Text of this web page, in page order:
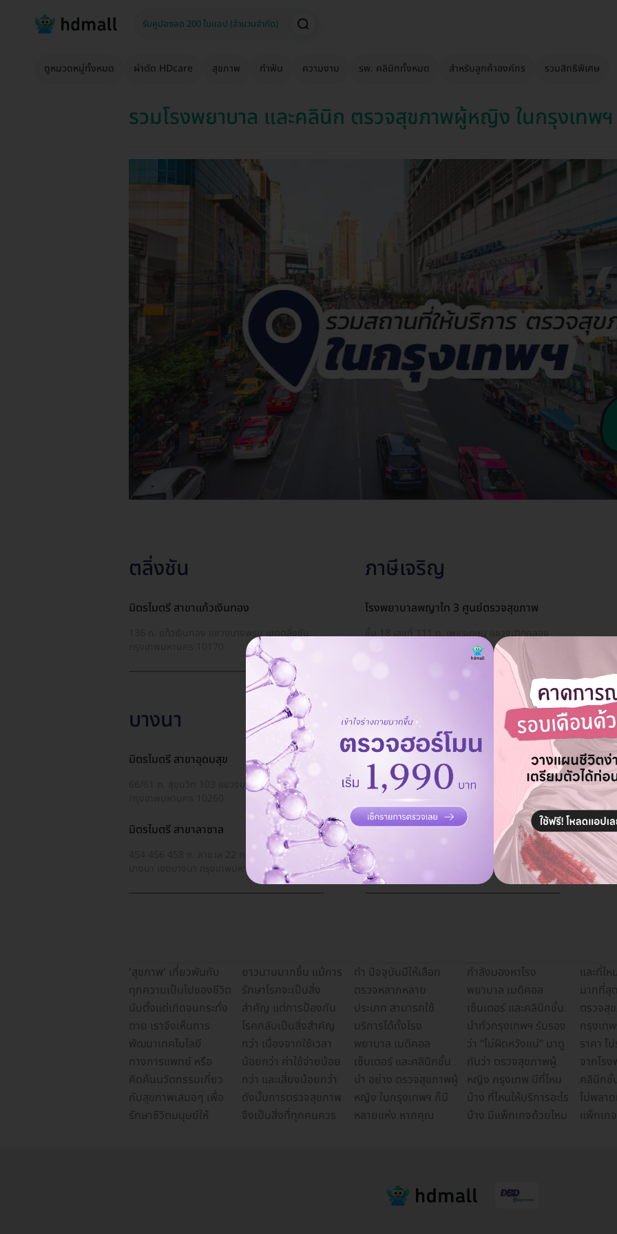
ดูหมวดหมู่ทั้งหมด ผ่าตัด HDcare สุขภาพ ทำฟัน ความงาม รพ. คลินิกทั้งหมด สำหรับลูกค้าองค์กร รวมสิทธิพิเศษ
รวมโรงพยาบาล และคลินิก ตรวจสุขภาพผู้หญิง ในกรุงเทพฯ
ตลิ่งชัน
มิตรไมตรี สาขาแก้วเงินทอง
136 ถ. แก้วเงินทอง แขวงบางพรม เขตตลิ่งชัน
บางนา
มิตรไมตรี สาขาอุดมสุข
66/61 ถ. สุขุมวิท 103 แขวงบางนา เขตบางนา
มิตรไมตรี สาขาลาซาล
454 456 458 ซ. ลาซาล 22 ถ. ลาซาล แขวง
บางนา เขตบางนา กรุงเทพมหานคร 10260
ภาษีเจริญ
โรงพยาบาลพญาไท 3 ศูนย์ตรวจสุขภาพ
ชั้น 18 เลขที่ 111 ถ. เพชรเกษม แขวงปากคลอง
ภาษีเจริญ เขตภาษีเจริญ กรุงเทพมหานคร 10160
ห้วยขวาง
2301/2 ถ. เพชรบุรีตัดใหม่ แขวงบางกะปิ เขต
ห้วยขวาง กรุงเทพมหานคร 10310
โรงพยาบาลเพชรเวช ศูนย์ตรวจสุขภาพ
2469/13 ถ. เพชรบุรีตัดใหม่ แขวงบางกะปิ เขต
ห้วยขวาง กรุงเทพมหานคร 10310
'สุขภาพ' เกี่ยวพันกับ
ทุกความเป็นไปของชีวิต
นับตั้งแต่เกิดจนกระทั่ง
ตาย เราจึงเห็นการ
พัฒนาเทคโนโลยี
ทางการแพทย์ หรือ
คิดค้นนวัตกรรมเกี่ยว
กับสุขภาพเสมอๆ เพื่อ
รักษาชีวิตมนุษย์ให้
ยาวนานมากขึ้น แม้การ
รักษาโรคจะเป็นสิ่ง
สำคัญ แต่การป้องกัน
โรคกลับเป็นสิ่งสำคัญ
กว่า เนื่องจากใช้เวลา
น้อยกว่า ค่าใช้จ่ายน้อย
กว่า และเสี่ยงน้อยกว่า
ดังนั้นการตรวจสุขภาพ
จึงเป็นสิ่งที่ทุกคนควร
ทำ ปัจจุบันมีให้เลือก
ตรวจหลากหลาย
ประเภท สามารถใช้
บริการได้ทั้งโรง
พยาบาล เมดิคอล
เซ็นเตอร์ และคลินิกชั้น
นำ อย่าง ตรวจสุขภาพผู้
หญิง ในกรุงเทพฯ ก็มี
หลายแห่ง หากคุณ
กำลังมองหาโรง
พยาบาล เมดิคอล
เซ็นเตอร์ และคลินิกชั้น
นำทั่วกรุงเทพฯ รับรอง
ว่า “ไม่ผิดหวังแน่” มาดู
กันว่า ตรวจสุขภาพผู้
หญิง กรุงเทพ มีที่ไหน
บ้าง ที่ไหนให้บริการอะไร
บ้าง มีแพ็กเกจด้วยไหม
และที่ไหนตอบโจทย์ได้
มากที่สุด ดูแพ็กเกจ
ตรวจสุขภาพผู้หญิง
กรุงเทพฯ เปรียบเทียบ
ราคา โปรโมชั่นล่าสุด
จากโรงพยาบาลและ
คลินิกชั้นนำได้ที่นี่ หรือ
ไม่พลาดทุกการอัปเดต
แพ็กเกจต่างๆ เมื่อกด